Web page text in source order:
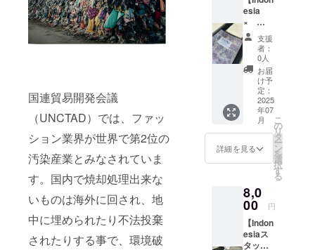
国連貿易開発会議
（UNCTAD）では、ファッ
ション業界が世界で第2位の
汚染産業とみなされていま
す。国内で焼却処理出来な
いものは海外に回され、地
中に埋められたり不法投棄
されたりする事で、環境破
作品ロ
ゴイン
ドネシ
ア部分
「Indne
sia」と
誤って
おり、
正しく
「Indon
となり
ます
ず） イ
ンドネ
シア現
地の女
性ス
タッフ
お任せ
でアッ
プサイ
クル生
地を
作って
いただ
できる
ような
プラン
となっ
ており
ち手含
まない
部分の
たて
25cm）
内側に
アップ
サイク
ル生地
ならで
はの色
や柄感
を活か
れ、
PVC素
材のシ
アー感
を使い
esia
×
JAPAN
RIONE
クリア
PVC
ECO
バッ
グ 1
個】カ
ラー：
ブラッ
ク たて
39cm
24cm
※両脇に
マチあ
り （持
ち手含
まない
支援
者：
0人
お届
け予
定：
2025
年07
月
詳細を見る
こ
の
リ
タ
ー
ン
を
選
択
す
る
8,0
00 円
【Indon
esiaス
タッフ